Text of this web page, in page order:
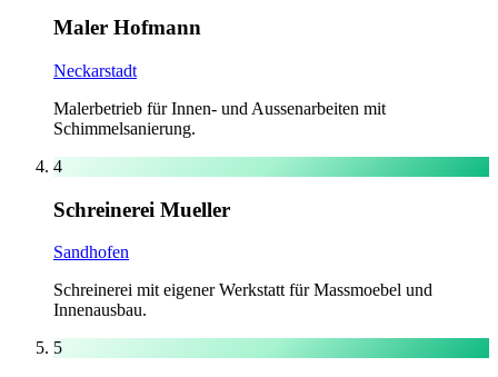
Maler Hofmann
Neckarstadt
Malerbetrieb für Innen- und Aussenarbeiten mit
Schimmelsanierung.
4
Schreinerei Mueller
Sandhofen
Schreinerei mit eigener Werkstatt für Massmoebel und
Innenausbau.
5